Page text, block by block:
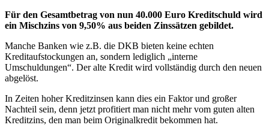
Für den Gesamtbetrag von nun 40.000 Euro Kreditschuld wird
ein Mischzins von 9,50% aus beiden Zinssätzen gebildet.
Manche Banken wie z.B. die DKB bieten keine echten
Kreditaufstockungen an, sondern lediglich „interne
Umschuldungen“. Der alte Kredit wird vollständig durch den neuen
abgelöst.
In Zeiten hoher Kreditzinsen kann dies ein Faktor und großer
Nachteil sein, denn jetzt profitiert man nicht mehr vom guten alten
Kreditzins, den man beim Originalkredit bekommen hat.